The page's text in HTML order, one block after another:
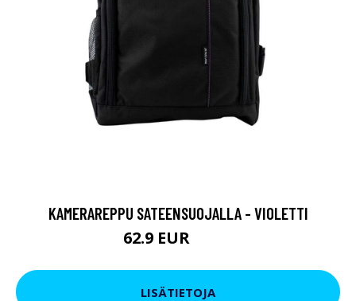
KAMERAREPPU SATEENSUOJALLA - VIOLETTI
62.9 EUR
LISÄTIETOJA